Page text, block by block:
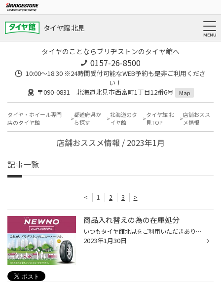
タイヤ館 北見
タイヤのことならブリヂストンのタイヤ館へ
0157-26-8500
10:00～18:30 ※24時間受付可能なWEB予約も是非ご利用くださ
い！
〒090-0831 北海道北見市西富町1丁目12番6号
Map
タイヤ・ホイール専門
店のタイヤ館
都道府県か
ら探す
北海道のタ
イヤ館
タイヤ館 北
見TOP
店舗おスス
メ情報
店舗おススメ情報 / 2023年1月
記事一覧
< 1 2 3 >
商品入れ替えの為の在庫処分
いつもタイヤ館北見をご利用いただきありがとうございます。 2023年2月、ブリヂストンから新しいタイヤが発売がになります！ その名も『NEWNO（ニューノ）』！ 現行モデル「ネクストリー」の後継モデルとなります！ この名称の所以は「ニューノーマル」。 ブリヂストンは、ワンランク上の基本性能と...
2023年1月30日